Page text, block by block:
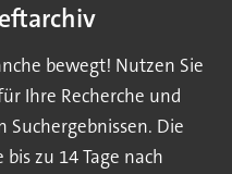
bewegt! Nutzen Sie
Ihre Recherche und
Die
zu 14 Tage nach